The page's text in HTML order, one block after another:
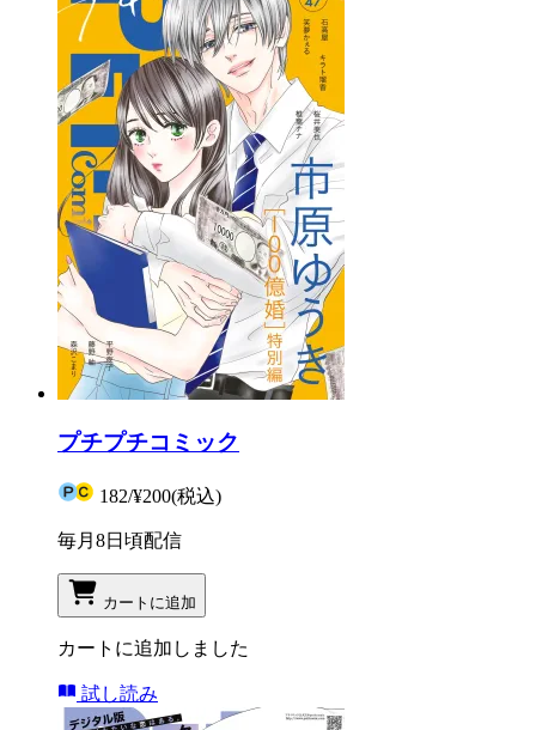
プチプチコミック
182/¥200(税込)
毎月8日頃配信
カートに追加
カートに追加しました
試し読み